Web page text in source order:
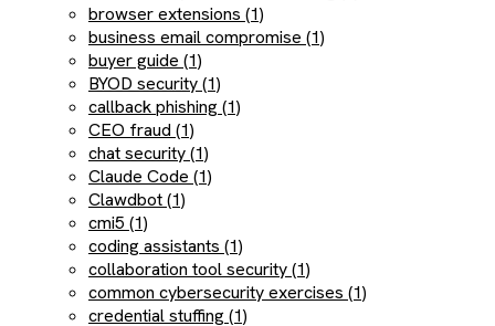
browser extensions (1)
business email compromise (1)
buyer guide (1)
BYOD security (1)
callback phishing (1)
CEO fraud (1)
chat security (1)
Claude Code (1)
Clawdbot (1)
cmi5 (1)
coding assistants (1)
collaboration tool security (1)
common cybersecurity exercises (1)
credential stuffing (1)